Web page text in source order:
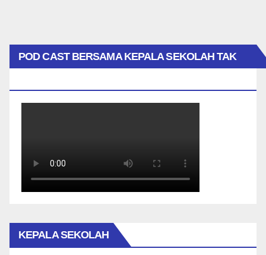
POD CAST BERSAMA KEPALA SEKOLAH TAK
KEPALA SEKOLAH